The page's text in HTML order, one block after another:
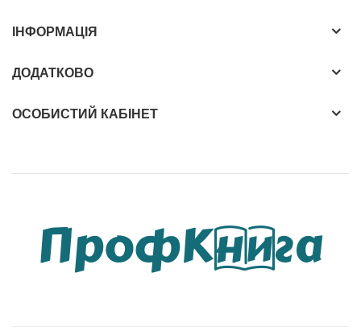
ІНФОРМАЦІЯ
ДОДАТКОВО
ОСОБИСТИЙ КАБІНЕТ